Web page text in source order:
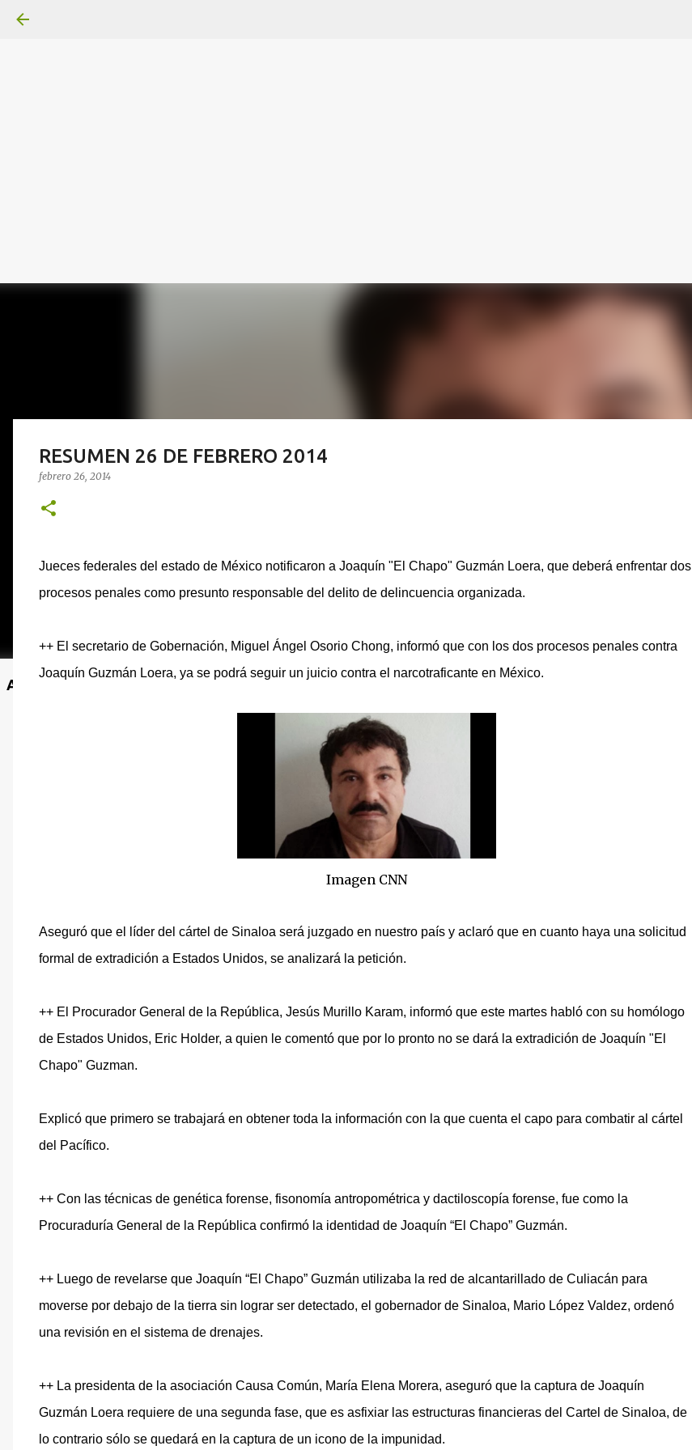
Anuncio
RESUMEN 26 DE FEBRERO 2014
febrero 26, 2014
Jueces federales del estado de México notificaron a Joaquín "El Chapo" Guzmán Loera, que deberá enfrentar dos
procesos penales como presunto responsable del delito de delincuencia organizada.
++ El secretario de Gobernación, Miguel Ángel Osorio Chong, informó que con los dos procesos penales contra
Joaquín Guzmán Loera, ya se podrá seguir un juicio contra el narcotraficante en México.
Imagen CNN
Aseguró que el líder del cártel de Sinaloa será juzgado en nuestro país y aclaró que en cuanto haya una solicitud
formal de extradición a Estados Unidos, se analizará la petición.
++ El Procurador General de la República, Jesús Murillo Karam, informó que este martes habló con su homólogo
de Estados Unidos, Eric Holder, a quien le comentó que por lo pronto no se dará la extradición de Joaquín "El
Chapo" Guzman.
Explicó que primero se trabajará en obtener toda la información con la que cuenta el capo para combatir al cártel
del Pacífico.
++ Con las técnicas de genética forense, fisonomía antropométrica y dactiloscopía forense, fue como la
Procuraduría General de la República confirmó la identidad de Joaquín “El Chapo” Guzmán.
++ Luego de revelarse que Joaquín “El Chapo” Guzmán utilizaba la red de alcantarillado de Culiacán para
moverse por debajo de la tierra sin lograr ser detectado, el gobernador de Sinaloa, Mario López Valdez, ordenó
una revisión en el sistema de drenajes.
++ La presidenta de la asociación Causa Común, María Elena Morera, aseguró que la captura de Joaquín
Guzmán Loera requiere de una segunda fase, que es asfixiar las estructuras financieras del Cartel de Sinaloa, de
lo contrario sólo se quedará en la captura de un icono de la impunidad.